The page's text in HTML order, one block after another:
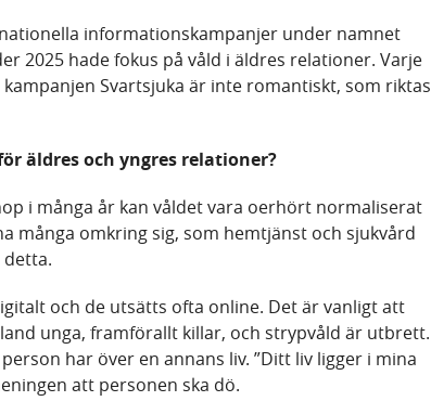
informationskampanjer under namnet
2025 hade fokus på våld i äldres relationer. Varje
Svartsjuka är inte romantiskt, som riktas
äldres och yngres relationer?
i många år kan våldet vara oerhört normaliserat
många omkring sig, som hemtjänst och sjukvård
och de utsätts ofta online. Det är vanligt att
unga, framförallt killar, och strypvåld är utbrett.
har över en annans liv. ”Ditt liv ligger i mina
att personen ska dö.